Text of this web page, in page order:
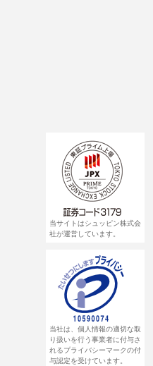
当サイトはシュッピン株式会
社が運営しています。
当社は、個人情報の適切な取
り扱いを行う事業者に付与さ
れるプライバシーマークの付
与認定を受けています。